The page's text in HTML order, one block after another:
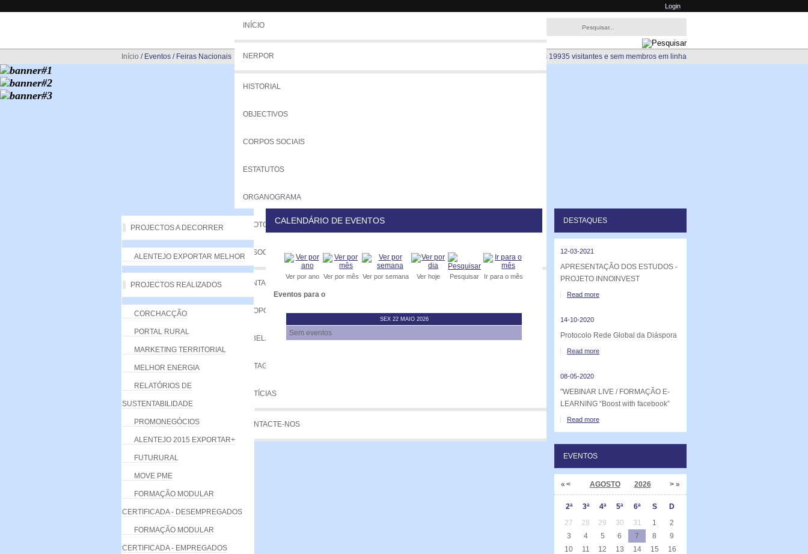
Login
INÍCIO
NERPOR
HISTORIAL
OBJECTIVOS
CORPOS SOCIAIS
ESTATUTOS
ORGANOGRAMA
PROTOCOLOS
ASSOCIADOS
VANTAGENS
PROPOSTA
TABELA DE QUOTAS
LISTAGEM
NOTÍCIAS
CONTACTE-NOS
Início / Eventos / Feiras Nacionais Temos 19935 visitantes e sem membros em linha
PROJECTOS A DECORRER
ALENTEJO EXPORTAR MELHOR
PROJECTOS REALIZADOS
CORCHACÇÃO
PORTAL RURAL
MARKETING TERRITORIAL
MELHOR ENERGIA
RELATÓRIOS DE
SUSTENTABILIDADE
PROMONEGÓCIOS
ALENTEJO 2015 EXPORTAR+
FUTURURAL
MOVE PME
FORMAÇÃO MODULAR
CERTIFICADA - DESEMPREGADOS
FORMAÇÃO MODULAR
CERTIFICADA - EMPREGADOS
CALENDÁRIO DE EVENTOS
Ver por ano Ver por mês Ver por semana Ver hoje Pesquisar Ir para o mês
Eventos para o
SEX 22 MAIO 2026
Sem eventos
DESTAQUES
12-03-2021
APRESENTAÇÃO DOS ESTUDOS -
PROJETO INNOINVEST
Read more
14-10-2020
Protocolo Rede Global da Diáspora
Read more
08-05-2020
"WEBINAR LIVE / FORMAÇÃO E-
LEARNING “Boost with facebook”
Read more
EVENTOS
« < AGOSTO 2026 > »
2ª 3ª 4ª 5ª 6ª S
D
27
28 29 30 31 1
2
3
4 5 6 7 8
9
10
11 12 13 14 15
16